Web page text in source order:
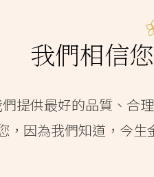
我們相信
提供最好的品質、合
，因為我們知道，今